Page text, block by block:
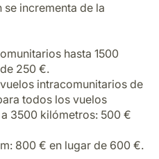
incrementa de la
hasta 1500
250 €.
intracomunitarios de
todos los vuelos
3500 kilómetros: 500 €
800 € en lugar de 600 €.